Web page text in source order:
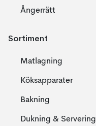
Ångerrätt
Sortiment
Matlagning
Köksapparater
Bakning
Dukning & Servering